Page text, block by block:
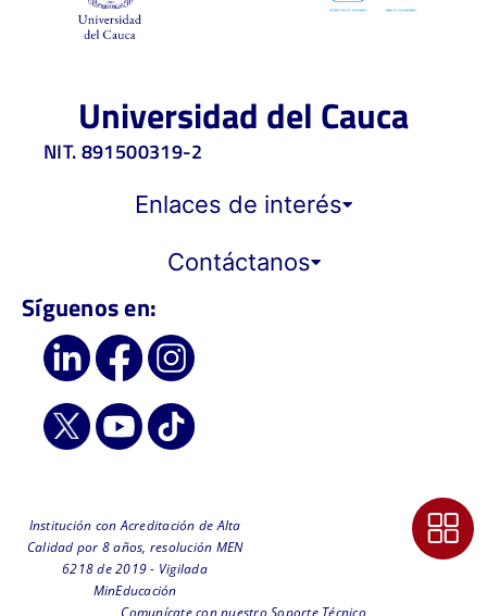
Universidad del Cauca
NIT. 891500319-2
Enlaces de interés
Contáctanos
Síguenos en:
Institución con Acreditación de Alta
Calidad por 8 años, resolución MEN
6218 de 2019 - Vigilada
MinEducación
Comunícate con nuestro Soporte Técnico